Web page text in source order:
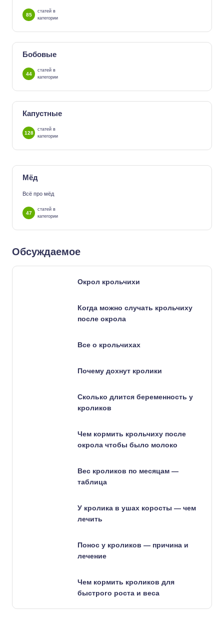
85
статей в
категории
Бобовые
44
статей в
категории
Капустные
128
статей в
категории
Мёд
Всё про мёд
47
статей в
категории
Обсуждаемое
Окрол крольчихи
Когда можно случать крольчиху
после окрола
Все о крольчихах
Почему дохнут кролики
Сколько длится беременность у
кроликов
Чем кормить крольчиху после
окрола чтобы было молоко
Вес кроликов по месяцам —
таблица
У кролика в ушах коросты — чем
лечить
Понос у кроликов — причина и
лечение
Чем кормить кроликов для
быстрого роста и веса